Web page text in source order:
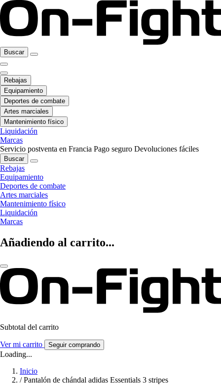
Buscar
Rebajas
Equipamiento
Deportes de combate
Artes marciales
Mantenimiento físico
Liquidación
Marcas
Servicio postventa en Francia Pago seguro Devoluciones fáciles
Buscar
Rebajas
Equipamiento
Deportes de combate
Artes marciales
Mantenimiento físico
Liquidación
Marcas
Añadiendo al carrito...
Subtotal del carrito
Ver mi carrito Seguir comprando
Loading...
Inicio
/ Pantalón de chándal adidas Essentials 3 stripes